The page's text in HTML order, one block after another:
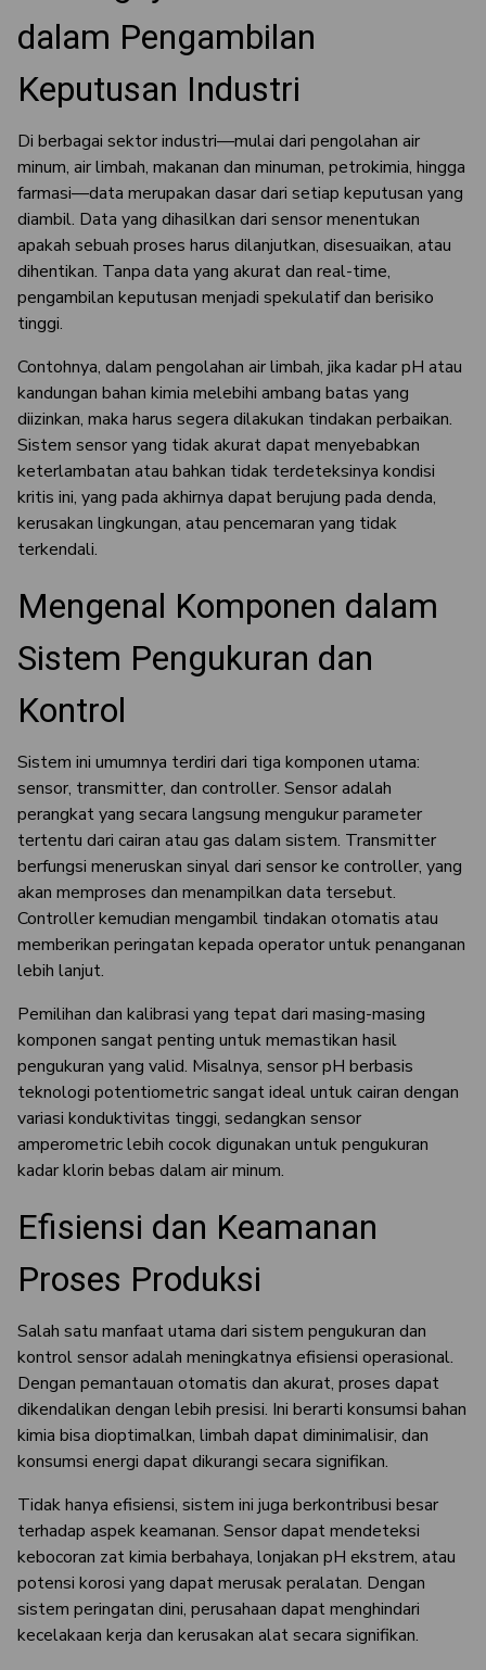
dalam Pengambilan
Keputusan Industri
Di berbagai sektor industri—mulai dari pengolahan air
minum, air limbah, makanan dan minuman, petrokimia, hingga
farmasi—data merupakan dasar dari setiap keputusan yang
diambil. Data yang dihasilkan dari sensor menentukan
apakah sebuah proses harus dilanjutkan, disesuaikan, atau
dihentikan. Tanpa data yang akurat dan real-time,
pengambilan keputusan menjadi spekulatif dan berisiko
tinggi.
Contohnya, dalam pengolahan air limbah, jika kadar pH atau
kandungan bahan kimia melebihi ambang batas yang
diizinkan, maka harus segera dilakukan tindakan perbaikan.
Sistem sensor yang tidak akurat dapat menyebabkan
keterlambatan atau bahkan tidak terdeteksinya kondisi
kritis ini, yang pada akhirnya dapat berujung pada denda,
kerusakan lingkungan, atau pencemaran yang tidak
terkendali.
Mengenal Komponen dalam
Sistem Pengukuran dan
Kontrol
Sistem ini umumnya terdiri dari tiga komponen utama:
sensor, transmitter, dan controller. Sensor adalah
perangkat yang secara langsung mengukur parameter
tertentu dari cairan atau gas dalam sistem. Transmitter
berfungsi meneruskan sinyal dari sensor ke controller, yang
akan memproses dan menampilkan data tersebut.
Controller kemudian mengambil tindakan otomatis atau
memberikan peringatan kepada operator untuk penanganan
lebih lanjut.
Pemilihan dan kalibrasi yang tepat dari masing-masing
komponen sangat penting untuk memastikan hasil
pengukuran yang valid. Misalnya, sensor pH berbasis
teknologi potentiometric sangat ideal untuk cairan dengan
variasi konduktivitas tinggi, sedangkan sensor
amperometric lebih cocok digunakan untuk pengukuran
kadar klorin bebas dalam air minum.
Efisiensi dan Keamanan
Proses Produksi
Salah satu manfaat utama dari sistem pengukuran dan
kontrol sensor adalah meningkatnya efisiensi operasional.
Dengan pemantauan otomatis dan akurat, proses dapat
dikendalikan dengan lebih presisi. Ini berarti konsumsi bahan
kimia bisa dioptimalkan, limbah dapat diminimalisir, dan
konsumsi energi dapat dikurangi secara signifikan.
Tidak hanya efisiensi, sistem ini juga berkontribusi besar
terhadap aspek keamanan. Sensor dapat mendeteksi
kebocoran zat kimia berbahaya, lonjakan pH ekstrem, atau
potensi korosi yang dapat merusak peralatan. Dengan
sistem peringatan dini, perusahaan dapat menghindari
kecelakaan kerja dan kerusakan alat secara signifikan.